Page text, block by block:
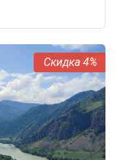
4%